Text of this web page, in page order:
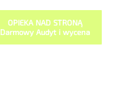
OPIEKA NAD STRONĄ
Darmowy Audyt i wycena